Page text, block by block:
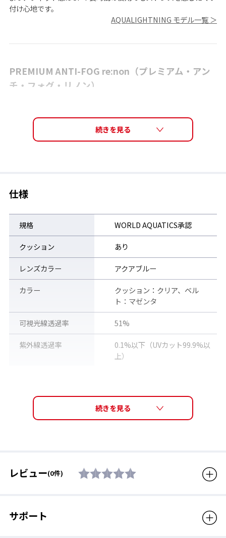
付け心地です。
AQUALIGHTNING モデル一覧 ＞
PREMIUM ANTI-FOG re:non（プレミアム・アン
チ・フォグ・リノン）
re:non（リノン）は、従来のモデルのくもり止めコーティングよ
りキズに強く、くもり止め性能が持続することから、「泳ぐこと
肌にやさしく柔らかいシリコーン素材を使用。長時間の使用でも
痛くなりにくい。
仕様
規格 WORLD AQUATICS承認
クッション あり
レンズカラー アクアブルー
カラー
クッション：クリア、ベル
ト：マゼンタ
可視光線透過率 51%
紫外線透過率
0.1%以下（UVカット99.9%以
上）
アイカップ：ポリカーボネー
ト、クッション：シリコー
ー
生産国
レビュー(0件)
サポート